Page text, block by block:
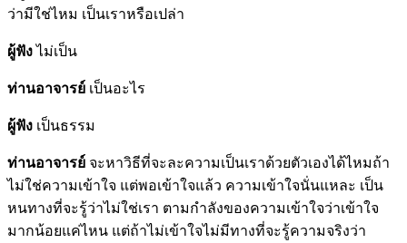
ว่ามีใช่ไหม เป็นเราหรือเปล่า
ผู้ฟังไม่เป็น
ท่านอาจารย์ เป็นอะไร
ผู้ฟัง เป็นธรรม
ท่านอาจารย์ จะหาวิธีที่จะละความเป็นเราด้วยตัวเองได้ไหมถ้า
ไม่ใช่ความเข้าใจ แต่พอเข้าใจแล้ว ความเข้าใจนั่นแหละ เป็น
หนทางที่จะรู้ว่าไม่ใช่เรา ตามกำลังของความเข้าใจว่าเข้าใจ
มากน้อยแค่ไหน แต่ถ้าไม่เข้าใจไม่มีทางที่จะรู้ความจริงว่า